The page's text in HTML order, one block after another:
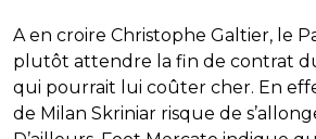
A en croire Christophe Galtier, le
plutôt attendre la fin de contrat
qui pourrait lui coûter cher. En
de Milan Skriniar risque de